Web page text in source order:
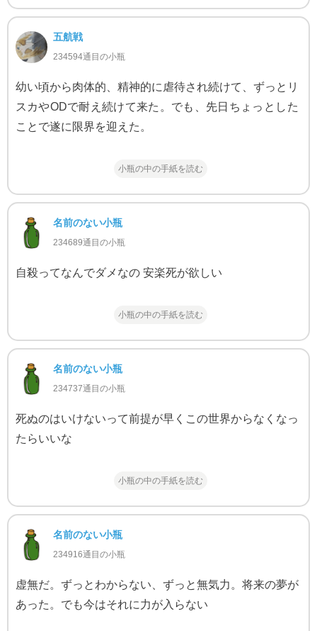
五航戦
234594通目の小瓶
幼い頃から肉体的、精神的に虐待され続けて、ずっとリ
スカやODで耐え続けて来た。でも、先日ちょっとした
ことで遂に限界を迎えた。
小瓶の中の手紙を読む
名前のない小瓶
234689通目の小瓶
自殺ってなんでダメなの 安楽死が欲しい
小瓶の中の手紙を読む
名前のない小瓶
234737通目の小瓶
死ぬのはいけないって前提が早くこの世界からなくなっ
たらいいな
小瓶の中の手紙を読む
名前のない小瓶
234916通目の小瓶
虚無だ。ずっとわからない、ずっと無気力。将来の夢が
あった。でも今はそれに力が入らない